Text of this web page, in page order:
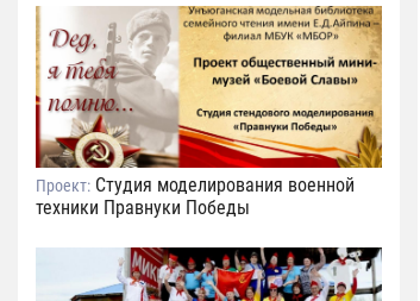
Проект: Студия моделирования военной
техники Правнуки Победы